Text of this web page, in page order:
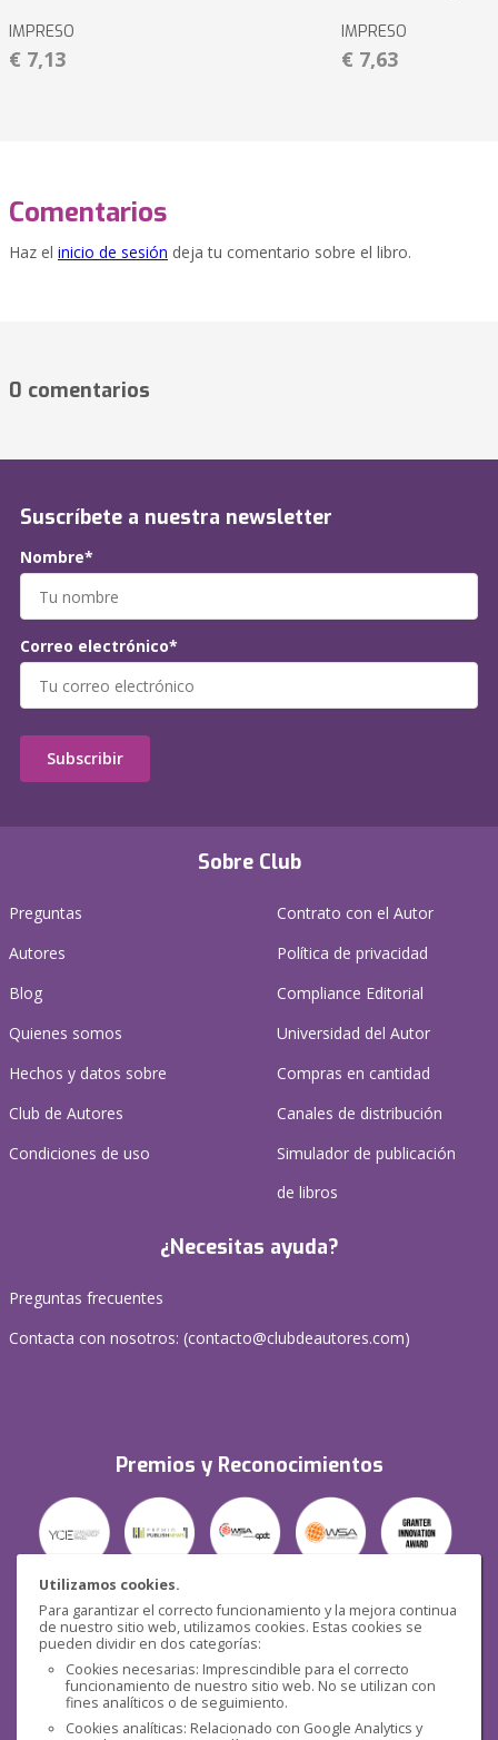
Utilizamos cookies.
Para garantizar el correcto funcionamiento y la mejora continua
de nuestro sitio web, utilizamos cookies. Estas cookies se
pueden dividir en dos categorías:
Cookies necesarias: Imprescindible para el correcto
funcionamiento de nuestro sitio web. No se utilizan con
fines analíticos o de seguimiento.
Cookies analíticas: Relacionado con Google Analytics y
IMPRESO
€ 7,13
IMPRESO
€ 7,63
Comentarios
Haz el inicio de sesión deja tu comentario sobre el libro.
0 comentarios
Sobre Club
Preguntas
Autores
Blog
Quienes somos
Hechos y datos sobre
Club de Autores
Condiciones de uso
Contrato con el Autor
Política de privacidad
Compliance Editorial
Universidad del Autor
Compras en cantidad
Canales de distribución
Simulador de publicación
de libros
¿Necesitas ayuda?
Preguntas frecuentes
Contacta con nosotros: (contacto@clubdeautores.com)
Premios y Reconocimientos
Seguridad
Suscríbete a nuestra newsletter
Nombre*
Correo electrónico*
Subscribir